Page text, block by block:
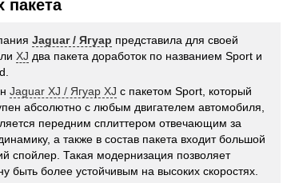
пакета
Jaguar / Ягуар представила для своей
XJ два пакета доработок по названием Sport и
Jaguar XJ / Ягуар XJ с пакетом Sport, который
абсолютно с любым двигателем автомобиля,
передним сплиттером отвечающим за
а также в состав пакета входит большой
спойлер. Такая модернизация позволяет
быть более устойчивым на высоких скоростях.